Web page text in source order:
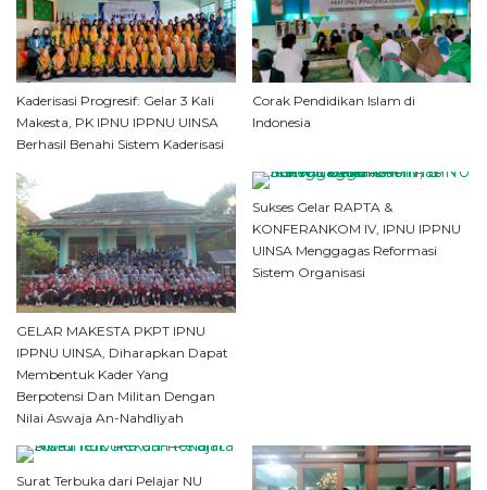
Kaderisasi Progresif: Gelar 3 Kali
Makesta, PK IPNU IPPNU UINSA
Berhasil Benahi Sistem Kaderisasi
Corak Pendidikan Islam di
Indonesia
GELAR MAKESTA PKPT IPNU
IPPNU UINSA, Diharapkan Dapat
Membentuk Kader Yang
Berpotensi Dan Militan Dengan
Nilai Aswaja An-Nahdliyah
Sukses Gelar RAPTA &
KONFERANKOM IV, IPNU IPPNU
UINSA Menggagas Reformasi
Sistem Organisasi
Surat Terbuka dari Pelajar NU